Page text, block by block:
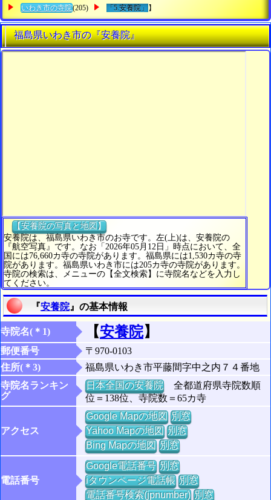
いわき市の寺院(205) 「5.安養院」 】
福島県いわき市の『安養院』
【安養院の写真と地図】
安養院は、福島県いわき市のお寺です。左(上)は、安養院の
『航空写真』です。なお「2026年05月12日」時点において、全
国には76,660カ寺の寺院があります。福島県には1,530カ寺の寺
院があります。福島県いわき市には205カ寺の寺院があります。
寺院の検索は、メニューの【全文検索】に寺院名などを入力し
てください。
『安養院』の基本情報
寺院名(＊1) 【安養院】
郵便番号
〒970-0103
住所(＊3)
福島県いわき市平藤間字中之内７４番地
寺院名ランキン
グ
日本全国の安養院全都道府県寺院数順
位＝138位、寺院数＝65カ寺
アクセス
Google Mapの地図 別窓
Yahoo Mapの地図 別窓
Bing Mapの地図 別窓
電話番号
Google電話番号 別窓
iタウンページ電話帳 別窓
電話番号検索(jpnumber) 別窓